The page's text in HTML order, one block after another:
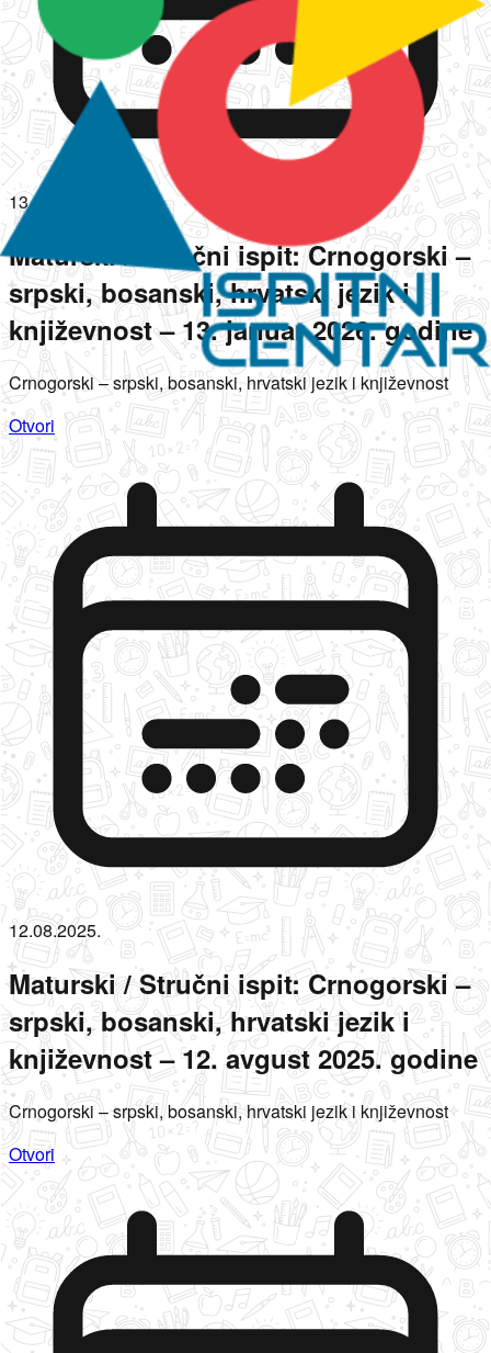
13.01.2026.
Maturski / Stručni ispit: Crnogorski –
srpski, bosanski, hrvatski jezik i
književnost – 13. januar 2026. godine
Crnogorski – srpski, bosanski, hrvatski jezik i književnost
Otvori
12.08.2025.
Maturski / Stručni ispit: Crnogorski –
srpski, bosanski, hrvatski jezik i
književnost – 12. avgust 2025. godine
Crnogorski – srpski, bosanski, hrvatski jezik i književnost
Otvori